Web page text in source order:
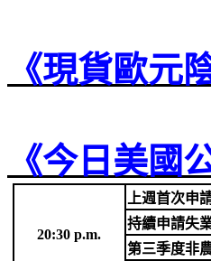
《現貨歐元
《今日美國
20:30 p.m.
上週首次申
持續申請失
第三季度非